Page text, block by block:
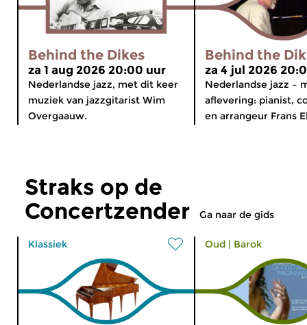
Behind the Dikes
za 1 aug 2026 20:00 uur
Nederlandse jazz, met dit keer
muziek van jazzgitarist Wim
Overgaauw.
Behind the
za 4 jul 2026
Nederlandse jazz –
aflevering: pianist,
en arrangeur Frans
Straks op de
Concertzender
Ga naar de gids
Klassiek Oud | Barok